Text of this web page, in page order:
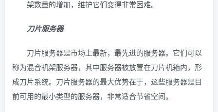
架数量的增加，维护它们变得非常困难。
刀片服务器
刀片服务器是市场上最新，最先进的服务器。它们可以
称为混合机架服务器，其中服务器被放置在刀片机箱内，形
成刀片系统。刀片服务器的最大优势在于，这些服务器是目
前可用的最小类型的服务器，非常适合节省空间。